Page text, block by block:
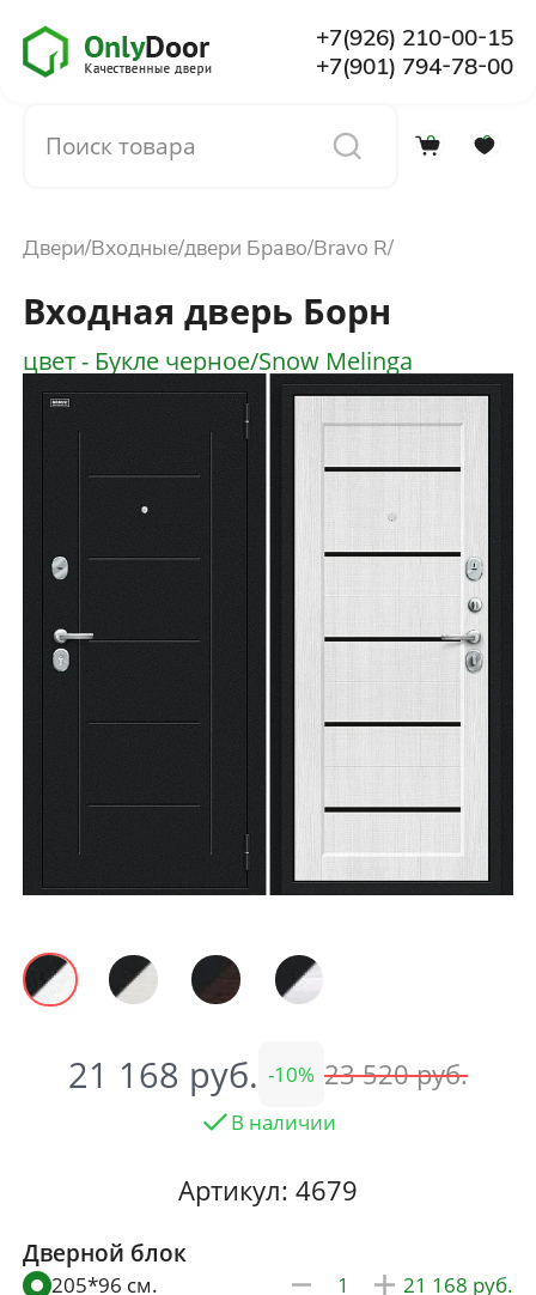
+7(926) 210-00-15
+7(901) 794-78-00
0 0
О компании
Установка
Доставка и оплата
Акции
Контакты
Двери Входные двери Браво Bravo R
Входная дверь Борн
цвет - Букле черное/Snow Melinga
21 168 10 23 520
В наличии
Артикул: 4679
Дверной блок
205*96 см.
21 168